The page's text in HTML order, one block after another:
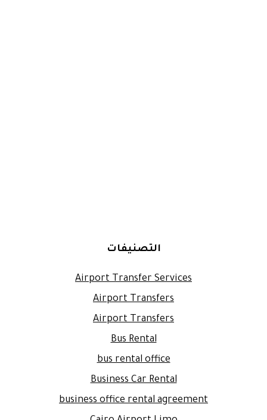
التصنيفات
Airport Transfer Services
Airport Transfers
Airport Transfers
Bus Rental
bus rental office
Business Car Rental
business office rental agreement